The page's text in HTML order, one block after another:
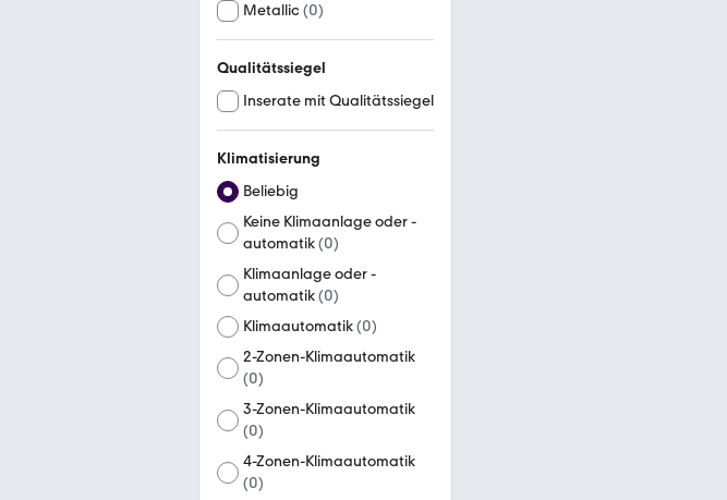
Metallic(0)
Qualitätssiegel
Inserate mit Qualitätssiegel
Klimatisierung
Beliebig
Keine Klimaanlage oder -
automatik(0)
Klimaanlage oder -
automatik(0)
Klimaautomatik(0)
2-Zonen-Klimaautomatik
(0)
3-Zonen-Klimaautomatik
(0)
4-Zonen-Klimaautomatik
(0)